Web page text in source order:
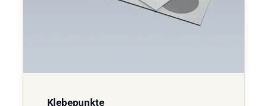
Klebepunkte